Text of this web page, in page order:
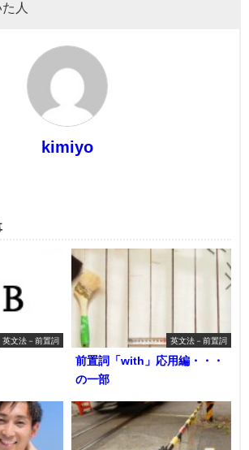
人
kimiyo
英文法－前置詞 英文法－前置詞
前置詞「with」応用編・・・
の一部